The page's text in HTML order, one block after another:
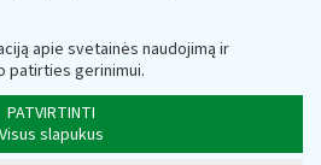
apie svetainės naudojimą ir
patirties gerinimui.
PATVIRTINTI
Visus slapukus